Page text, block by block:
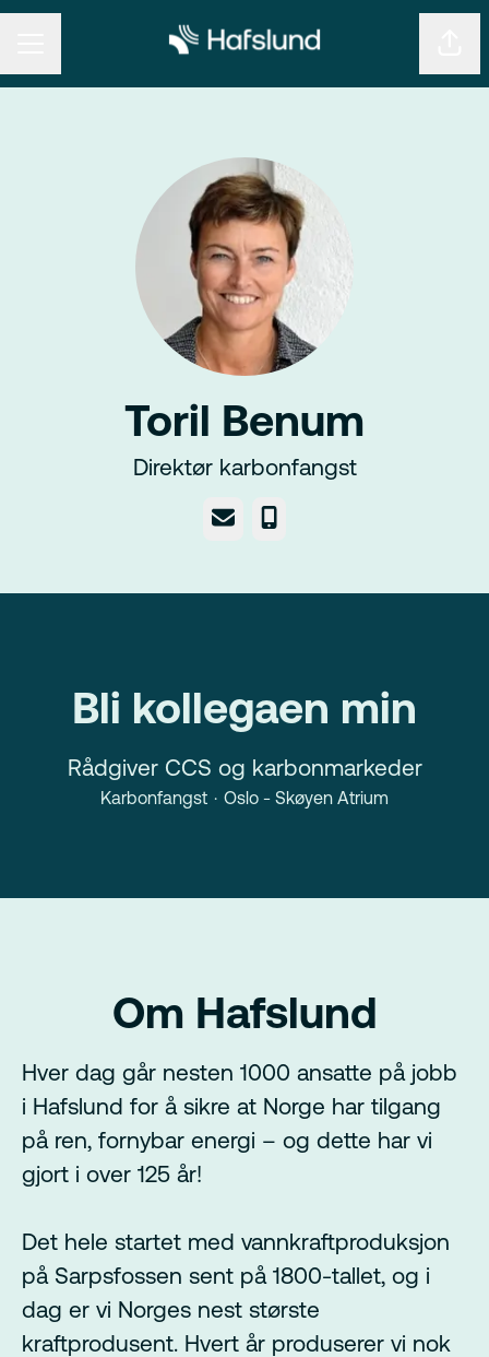
Toril Benum
Direktør karbonfangst
E-post Telefonnummer
Bli kollegaen min
Rådgiver CCS og karbonmarkeder
Karbonfangst · Oslo - Skøyen Atrium
Om Hafslund
Hver dag går nesten 1000 ansatte på jobb
i Hafslund for å sikre at Norge har tilgang
på ren, fornybar energi – og dette har vi
gjort i over 125 år!
Det hele startet med vannkraftproduksjon
på Sarpsfossen sent på 1800-tallet, og i
dag er vi Norges nest største
kraftprodusent. Hvert år produserer vi nok